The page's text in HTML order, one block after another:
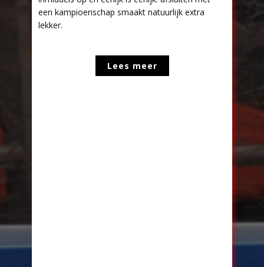
een kampioenschap smaakt natuurlijk extra
lekker.
Lees meer